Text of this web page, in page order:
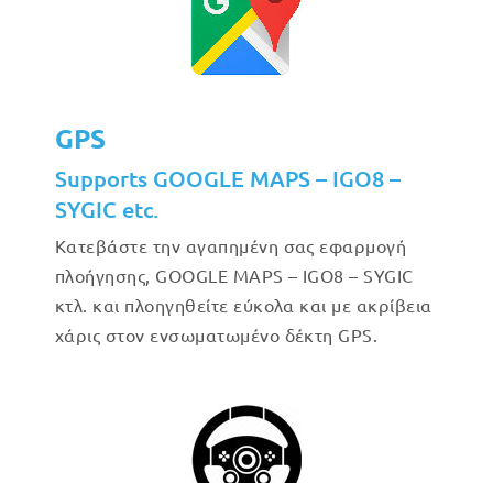
GPS
Supports GOOGLE MAPS – IGO8 –
SYGIC etc.
Κατεβάστε την αγαπημένη σας εφαρμογή
πλοήγησης, GOOGLE MAPS – IGO8 – SYGIC
κτλ. και πλοηγηθείτε εύκολα και με ακρίβεια
χάρις στον ενσωματωμένο δέκτη GPS.